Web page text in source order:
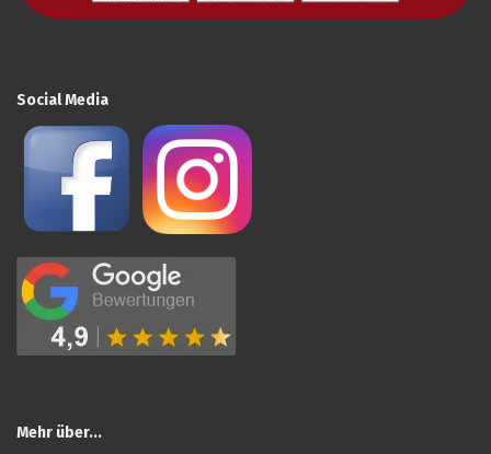
Social Media
Mehr über...